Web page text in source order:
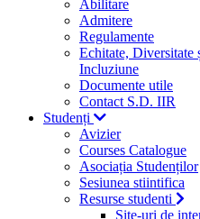
Abilitare
Admitere
Regulamente
Echitate, Diversitate
Incluziune
Documente utile
Contact S.D. IIR
Studenți
Avizier
Courses Catalogue
Asociația Studenților
Sesiunea stiintifica
Resurse studenti
Site-uri de